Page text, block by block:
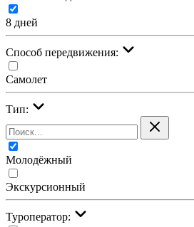
8 дней
Cпособ передвижения:
Самолет
Тип:
Молодёжный
Экскурсионный
Туроператор: